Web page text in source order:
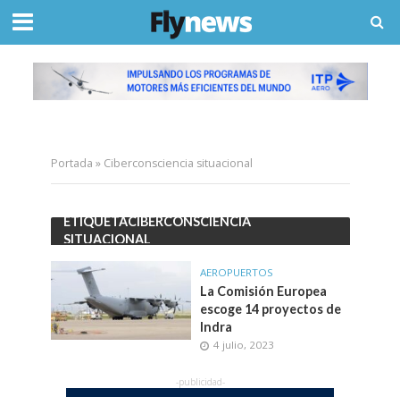
Portada » Ciberconsciencia situacional
ETIQUETACIBERCONSCIENCIA
SITUACIONAL
AEROPUERTOS
La Comisión Europea
escoge 14 proyectos de
Indra
4 julio, 2023